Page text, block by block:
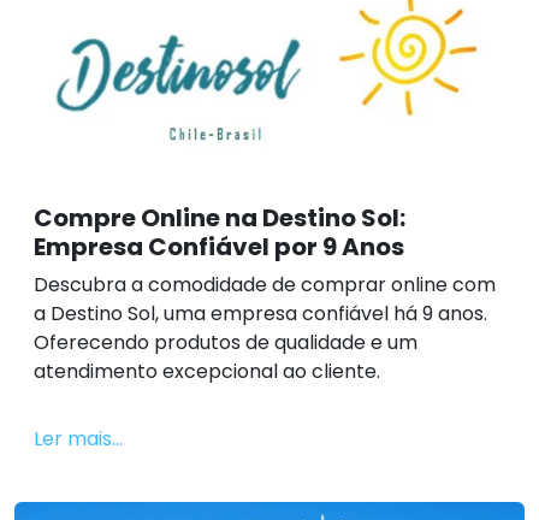
Compre Online na Destino Sol:
Empresa Confiável por 9 Anos
Descubra a comodidade de comprar online com
a Destino Sol, uma empresa confiável há 9 anos.
Oferecendo produtos de qualidade e um
atendimento excepcional ao cliente.
Ler mais...